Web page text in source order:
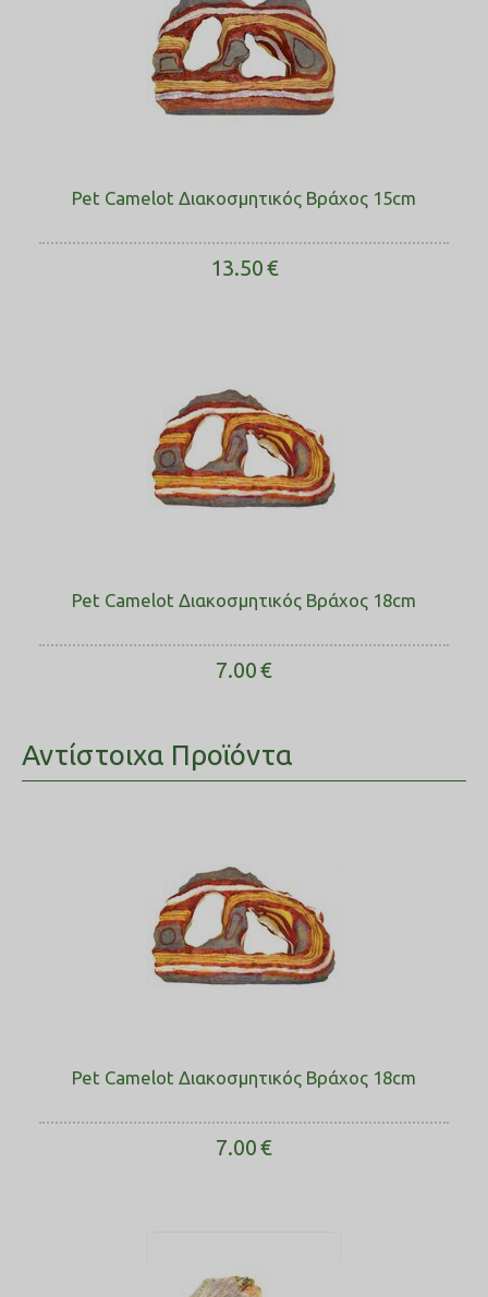
Pet Camelot Διακοσμητικός Βράχος 15cm
13.50€
Pet Camelot Διακοσμητικός Βράχος 18cm
7.00€
Αντίστοιχα Προϊόντα
Pet Camelot Διακοσμητικός Βράχος 18cm
7.00€